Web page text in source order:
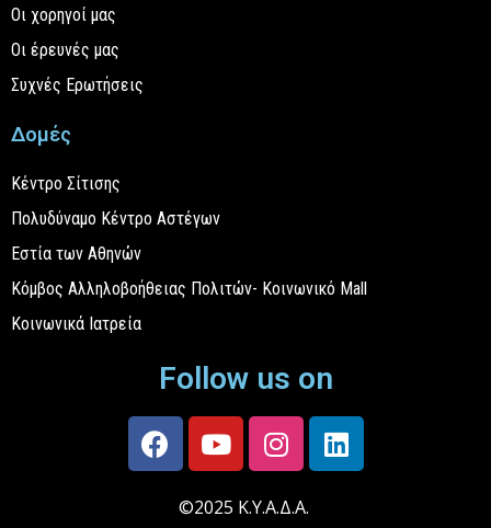
Οι χορηγοί μας
Οι έρευνές μας
Συχνές Ερωτήσεις
Δομές
Κέντρο Σίτισης
Πολυδύναμο Κέντρο Αστέγων
Εστία των Αθηνών
Κόμβος Αλληλοβοήθειας Πολιτών- Κοινωνικό Mall
Κοινωνικά Ιατρεία
Follow us on
©2025 Κ.Υ.Α.Δ.Α.